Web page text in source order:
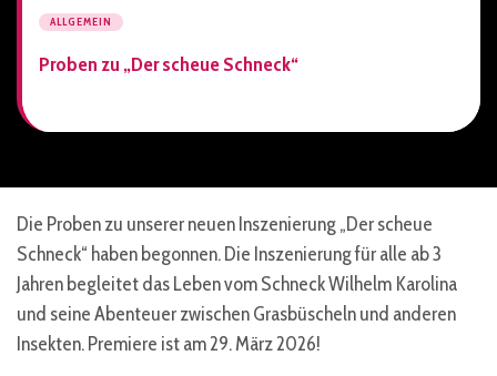
ALLGEMEIN
Proben zu „Der scheue Schneck“
Die Proben zu unserer neuen Inszenierung „Der scheue
Schneck“ haben begonnen. Die Inszenierung für alle ab 3
Jahren begleitet das Leben vom Schneck Wilhelm Karolina
und seine Abenteuer zwischen Grasbüscheln und anderen
Insekten. Premiere ist am 29. März 2026!